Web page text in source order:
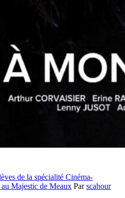
de la spécialité Cinéma-
Majestic de Meaux Parscahour